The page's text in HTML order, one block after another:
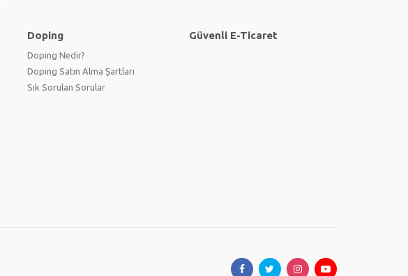
Doping
Doping Nedir?
Doping Satın Alma Şartları
Sık Sorulan Sorular
Güvenli E-Ticaret